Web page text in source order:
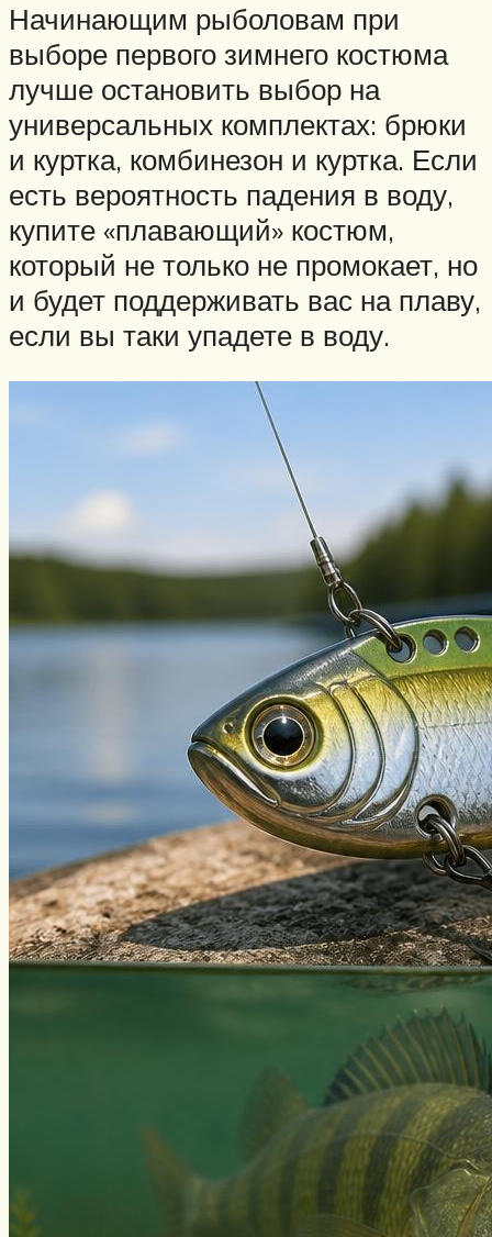
Начинающим рыболовам при
выборе первого зимнего костюма
лучше остановить выбор на
универсальных комплектах: брюки
и куртка, комбинезон и куртка. Если
есть вероятность падения в воду,
купите «плавающий» костюм,
который не только не промокает, но
и будет поддерживать вас на плаву,
если вы таки упадете в воду.